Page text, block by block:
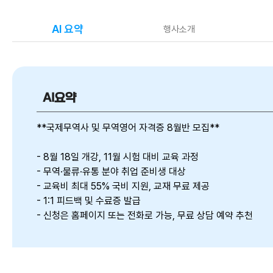
AI 요약 행사소개
AI요약
**국제무역사 및 무역영어 자격증 8월반 모집**
- 8월 18일 개강, 11월 시험 대비 교육 과정
- 무역·물류·유통 분야 취업 준비생 대상
- 교육비 최대 55% 국비 지원, 교재 무료 제공
- 1:1 피드백 및 수료증 발급
- 신청은 홈페이지 또는 전화로 가능, 무료 상담 예약 추천